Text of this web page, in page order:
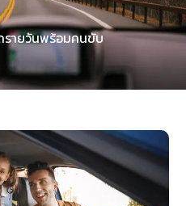
รายวันพร้อมคนขับ